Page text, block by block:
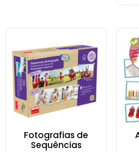
Fotografias de
Sequências